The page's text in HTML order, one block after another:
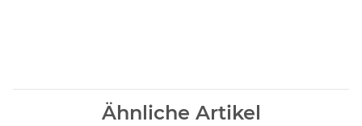
Ähnliche Artikel